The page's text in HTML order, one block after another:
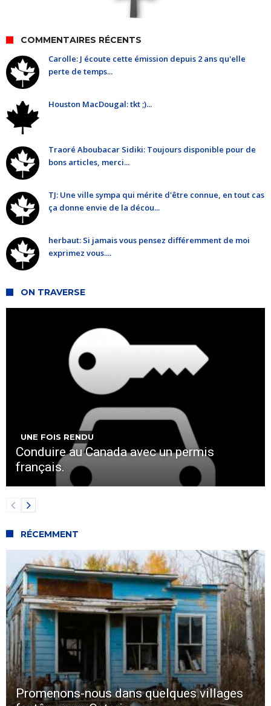
COMMENTAIRES RÉCENTS
Carolle: J écoute cette émission depuis 2 ans qu'elle
perte de temps...
Houston MacDougal: tkt ;)...
Traoré Aboubacar Sidiki: Toujours disponible pour de
bons articles, merci...
TJ: Une ville sympa qui mérite d'être connue, en tout cas
ça donne envie de la décou...
herbaut: Si jamais vous pensez différemment de moi
exprimez vous....
ON TRAVERSE
UNE FOIS RENDU
Conduire au Canada avec un permis
français.
RÉCEMMENT
Promenons-nous dans quelques villages